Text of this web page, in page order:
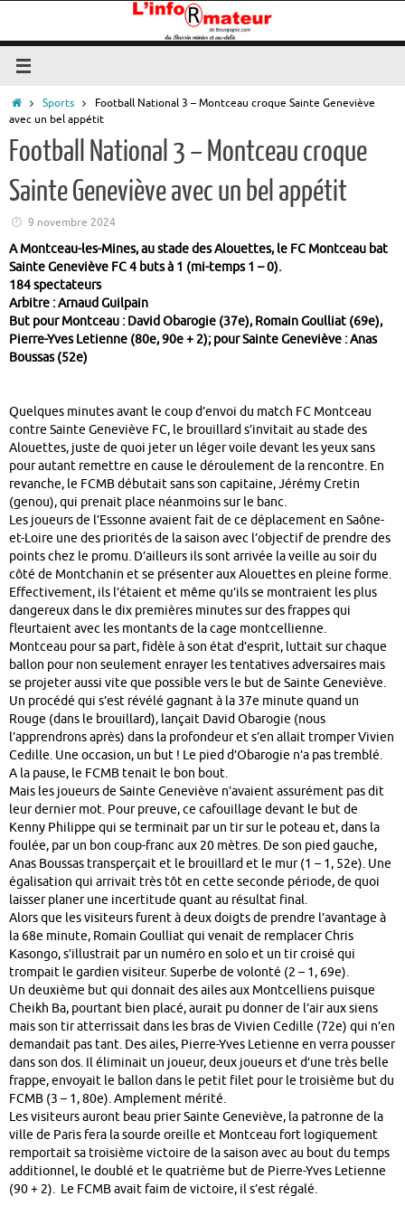
contenu
Accueil
Sports
Football National 3 – Montceau croque Sainte Geneviève
avec un bel appétit
Football National 3 – Montceau croque
Sainte Geneviève avec un bel appétit
9 novembre 2024
A Montceau-les-Mines, au stade des Alouettes, le FC Montceau bat
Sainte Geneviève FC 4 buts à 1 (mi-temps 1 – 0).
184 spectateurs
Arbitre : Arnaud Guilpain
But pour Montceau : David Obarogie (37e), Romain Goulliat (69e),
Pierre-Yves Letienne (80e, 90e + 2); pour Sainte Geneviève : Anas
Boussas (52e)
Quelques minutes avant le coup d’envoi du match FC Montceau
contre Sainte Geneviève FC, le brouillard s’invitait au stade des
Alouettes, juste de quoi jeter un léger voile devant les yeux sans
pour autant remettre en cause le déroulement de la rencontre. En
revanche, le FCMB débutait sans son capitaine, Jérémy Cretin
(genou), qui prenait place néanmoins sur le banc.
Les joueurs de l’Essonne avaient fait de ce déplacement en Saône-
et-Loire une des priorités de la saison avec l’objectif de prendre des
points chez le promu. D’ailleurs ils sont arrivée la veille au soir du
côté de Montchanin et se présenter aux Alouettes en pleine forme.
Effectivement, ils l’étaient et même qu’ils se montraient les plus
dangereux dans le dix premières minutes sur des frappes qui
fleurtaient avec les montants de la cage montcellienne.
Montceau pour sa part, fidèle à son état d’esprit, luttait sur chaque
ballon pour non seulement enrayer les tentatives adversaires mais
se projeter aussi vite que possible vers le but de Sainte Geneviève.
Un procédé qui s’est révélé gagnant à la 37e minute quand un
Rouge (dans le brouillard), lançait David Obarogie (nous
l’apprendrons après) dans la profondeur et s’en allait tromper Vivien
Cedille. Une occasion, un but ! Le pied d’Obarogie n’a pas tremblé.
A la pause, le FCMB tenait le bon bout.
Mais les joueurs de Sainte Geneviève n’avaient assurément pas dit
leur dernier mot. Pour preuve, ce cafouillage devant le but de
Kenny Philippe qui se terminait par un tir sur le poteau et, dans la
foulée, par un bon coup-franc aux 20 mètres. De son pied gauche,
Anas Boussas transperçait et le brouillard et le mur (1 – 1, 52e). Une
égalisation qui arrivait très tôt en cette seconde période, de quoi
laisser planer une incertitude quant au résultat final.
Alors que les visiteurs furent à deux doigts de prendre l’avantage à
la 68e minute, Romain Goulliat qui venait de remplacer Chris
Kasongo, s’illustrait par un numéro en solo et un tir croisé qui
trompait le gardien visiteur. Superbe de volonté (2 – 1, 69e).
Un deuxième but qui donnait des ailes aux Montcelliens puisque
Cheikh Ba, pourtant bien placé, aurait pu donner de l’air aux siens
mais son tir atterrissait dans les bras de Vivien Cedille (72e) qui n’en
demandait pas tant. Des ailes, Pierre-Yves Letienne en verra pousser
dans son dos. Il éliminait un joueur, deux joueurs et d’une très belle
frappe, envoyait le ballon dans le petit filet pour le troisième but du
FCMB (3 – 1, 80e). Amplement mérité.
Les visiteurs auront beau prier Sainte Geneviève, la patronne de la
ville de Paris fera la sourde oreille et Montceau fort logiquement
remportait sa troisième victoire de la saison avec au bout du temps
additionnel, le doublé et le quatrième but de Pierre-Yves Letienne
(90 + 2). Le FCMB avait faim de victoire, il s’est régalé.